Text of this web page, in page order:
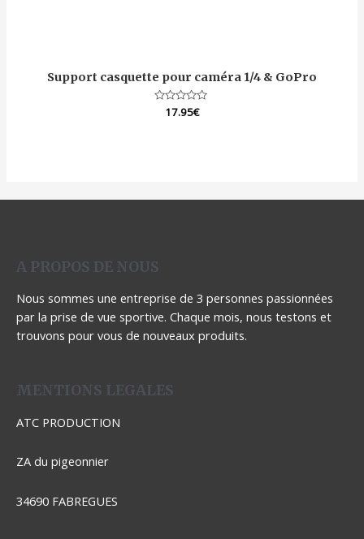
Support casquette pour caméra 1/4 & GoPro
Note
17.95€
A PROPOS DE NOUS
Nous sommes une entreprise de 3 personnes passionnées
par la prise de vue sportive. Chaque mois, nous testons et
trouvons pour vous de nouveaux produits.
MENTIONS LEGALES
ATC PRODUCTION
ZA du pigeonnier
34690 FABREGUES